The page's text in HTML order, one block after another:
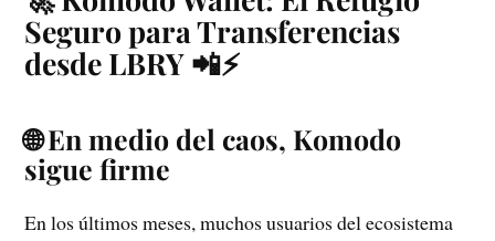
Seguro para Transferencias
desde LBRY 📲⚡
🌐 En medio del caos, Komodo
sigue firme
En los últimos meses, muchos usuarios del ecosistema